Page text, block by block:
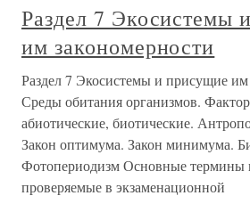
Раздел 7 Экосистемы
им закономерности
Раздел 7 Экосистемы и присущие им
Среды обитания организмов.
абиотические, биотические.
Закон оптимума. Закон минимума.
Фотопериодизм Основные термины
проверяемые в экзаменационной